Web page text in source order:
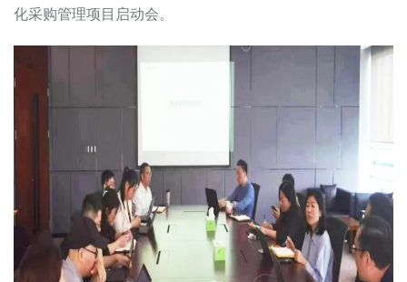
立即试用
售前咨询：400-116-6869
售后服务：400-116-0808
化采购管理项目启动会。